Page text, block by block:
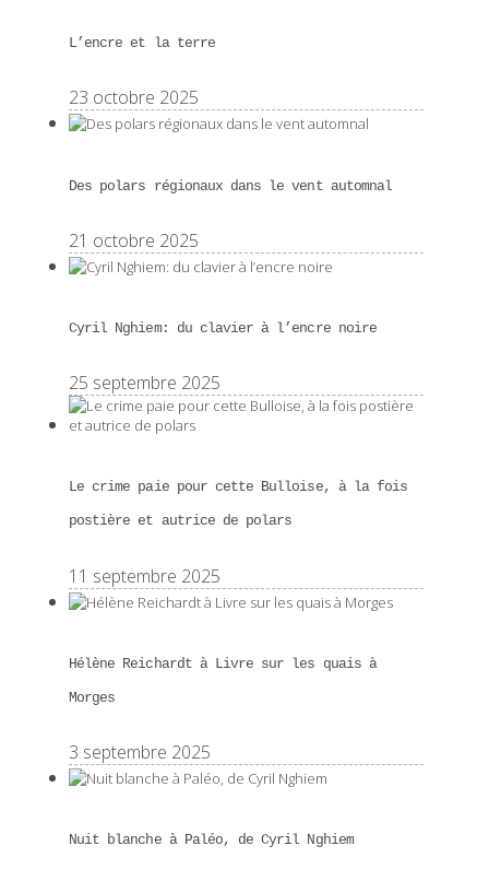
L’encre et la terre
23 octobre 2025
Des polars régionaux dans le vent automnal
21 octobre 2025
Cyril Nghiem: du clavier à l’encre noire
25 septembre 2025
Le crime paie pour cette Bulloise, à la fois
postière et autrice de polars
11 septembre 2025
Hélène Reichardt à Livre sur les quais à
Morges
3 septembre 2025
Nuit blanche à Paléo, de Cyril Nghiem